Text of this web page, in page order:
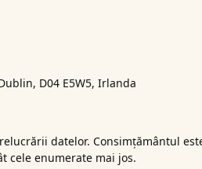
D04 E5W5, Irlanda
datelor. Consimțământul
cele enumerate mai jos.